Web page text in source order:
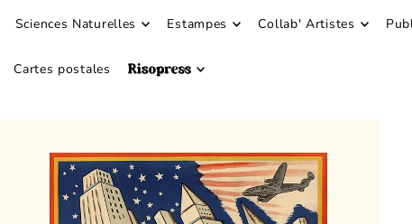
Sciences Naturelles Estampes Collab' Artistes
Cartes postales